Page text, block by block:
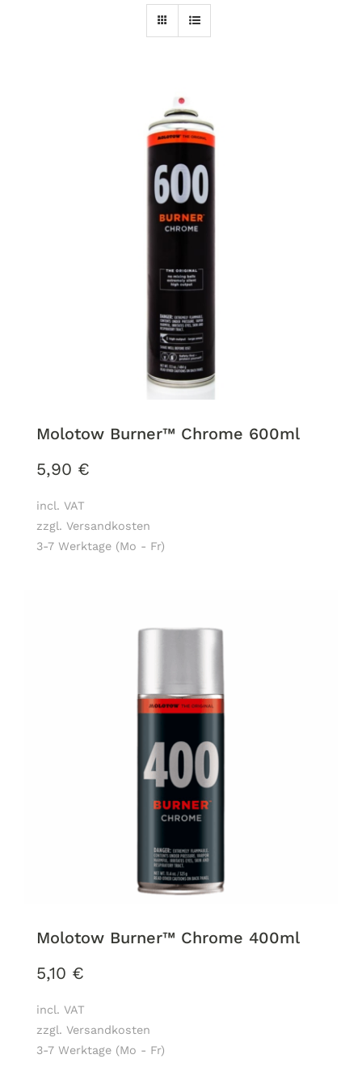
Molotow Burner™ Chrome 600ml
5,90 €
incl. VAT
zzgl. Versandkosten
3-7 Werktage (Mo - Fr)
Molotow Burner™ Chrome 400ml
5,10 €
incl. VAT
zzgl. Versandkosten
3-7 Werktage (Mo - Fr)